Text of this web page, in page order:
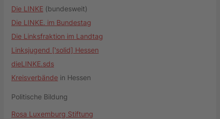
Die LINKE (bundesweit)
Die LINKE. im Bundestag
Die Linksfraktion im Landtag
Linksjugend ['solid] Hessen
dieLINKE.sds
Kreisverbände in Hessen
Politische Bildung
Rosa Luxemburg Stiftung